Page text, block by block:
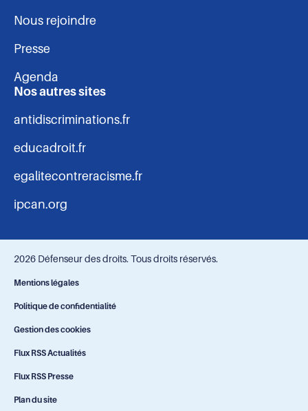
Nous rejoindre
Presse
Agenda
Nos autres sites
antidiscriminations.fr
educadroit.fr
egalitecontreracisme.fr
ipcan.org
2026 Défenseur des droits. Tous droits réservés.
Navigation
-
bas
de
Mentions légales
Politique de confidentialité
Gestion des cookies
Flux RSS Actualités
Flux RSS Presse
Plan du site